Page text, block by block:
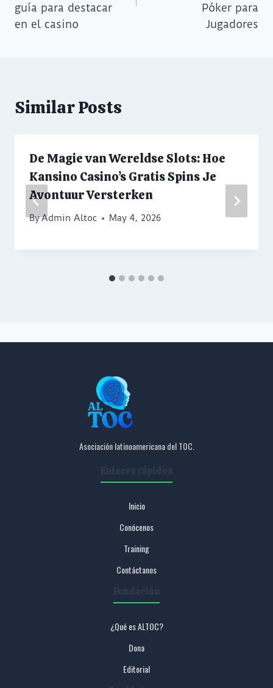
guía para destacar
en el casino
Póker para
Jugadores
Similar Posts
De Magie van Wereldse Slots: Hoe
Kansino Casino’s Gratis Spins Je
Avontuur Versterken
ByAdmin Altoc May 4, 2026
Asociación latinoamericana del TOC.
Inicio
Conócenos
Training
Contáctanos
¿Qué es ALTOC?
Dona
Editorial